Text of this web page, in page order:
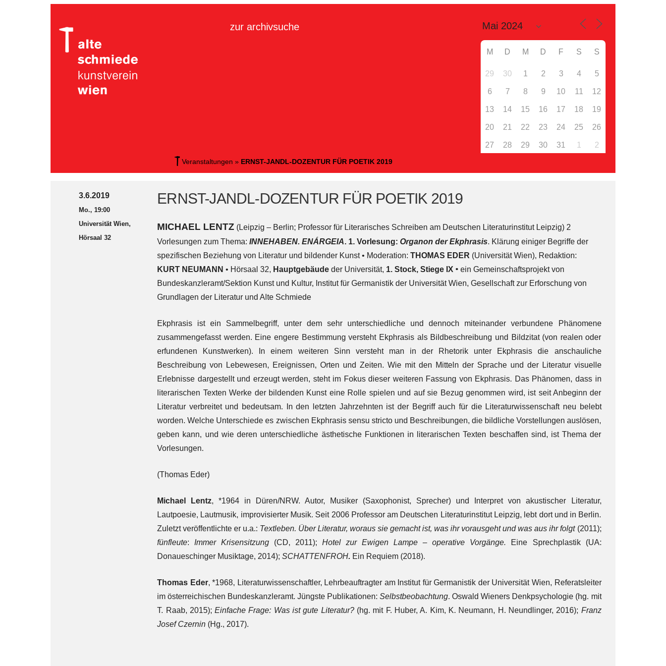
zur archivsuche
M D M D F S S
29 30 1 2 3 4 5
6 7 8 9 10 11 12
13 14 15 16 17 18 19
20 21 22 23 24 25 26
27 28 29 30 31 1 2
Veranstaltungen » ERNST-JANDL-DOZENTUR FÜR POETIK 2019
3.6.2019
Mo., 19:00
Universität Wien,
Hörsaal 32
ERNST-JANDL-DOZENTUR FÜR POETIK 2019
MICHAEL LENTZ (Leipzig – Berlin; Professor für Literarisches Schreiben am Deutschen Literaturinstitut Leipzig) 2
Vorlesungen zum Thema:INNEHABEN. ENÁRGEIA. 1. Vorlesung:Organon der Ekphrasis. Klärung einiger Begriffe der
spezifischen Beziehung von Literatur und bildender Kunst• Moderation:THOMAS EDER (Universität Wien), Redaktion:
KURT NEUMANN • Hörsaal 32, Hauptgebäude der Universität, 1. Stock, Stiege IX•ein Gemeinschaftsprojekt von
Bundeskanzleramt/Sektion Kunst und Kultur, Institut für Germanistik der Universität Wien, Gesellschaft zur Erforschung von
Grundlagen der Literatur und Alte Schmiede
Ekphrasis ist ein Sammelbegriff, unter dem sehr unterschiedliche und dennoch miteinander verbundene Phänomene
zusammengefasst werden. Eine engere Bestimmung versteht Ekphrasis als Bildbeschreibung und Bildzitat (von realen oder
erfundenen Kunstwerken). In einem weiteren Sinn versteht man in der Rhetorik unter Ekphrasis die anschauliche
Beschreibung von Lebewesen, Ereignissen, Orten und Zeiten. Wie mit den Mitteln der Sprache und der Literatur visuelle
Erlebnisse dargestellt und erzeugt werden, steht im Fokus dieser weiteren Fassung von Ekphrasis. Das Phänomen, dass in
literarischen Texten Werke der bildenden Kunst eine Rolle spielen und auf sie Bezug genommen wird, ist seit Anbeginn der
Literatur verbreitet und bedeutsam. In den letzten Jahrzehnten ist der Begriff auch für die Literaturwissenschaft neu belebt
worden. Welche Unterschiede es zwischen Ekphrasis sensu stricto und Beschreibungen, die bildliche Vorstellungen auslösen,
geben kann, und wie deren unterschiedliche ästhetische Funktionen in literarischen Texten beschaffen sind, ist Thema der
Vorlesungen.
(Thomas Eder)
Michael Lentz, *1964 in Düren/NRW. Autor, Musiker (Saxophonist, Sprecher) und Interpret von akustischer Literatur,
Lautpoesie, Lautmusik, improvisierter Musik. Seit 2006 Professor am Deutschen Literaturinstitut Leipzig, lebt dort und in Berlin.
Zuletzt veröffentlichte er u.a.: Textleben. Über Literatur, woraus sie gemacht ist, was ihr vorausgeht und was aus ihr folgt (2011);
fünfleute: Immer Krisensitzung (CD, 2011);Hotel zur Ewigen Lampe – operative Vorgänge. Eine Sprechplastik (UA:
Donaueschinger Musiktage, 2014);SCHATTENFROH. Ein Requiem (2018).
Thomas Eder, *1968, Literaturwissenschaftler, Lehrbeauftragter am Institut für Germanistik der Universität Wien, Referatsleiter
im österreichischen Bundeskanzleramt. Jüngste Publikationen:Selbstbeobachtung. Oswald Wieners Denkpsychologie (hg. mit
T. Raab, 2015);Einfache Frage: Was ist gute Literatur? (hg. mit F. Huber, A. Kim, K. Neumann, H. Neundlinger, 2016); Franz
Josef Czernin (Hg., 2017).